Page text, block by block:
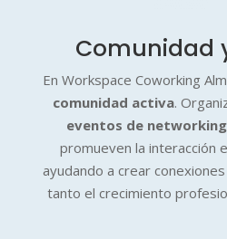
Comunidad
En Workspace Coworking
comunidad activa.
eventos de networking
promueven la interacción
ayudando a crear
tanto el crecimiento